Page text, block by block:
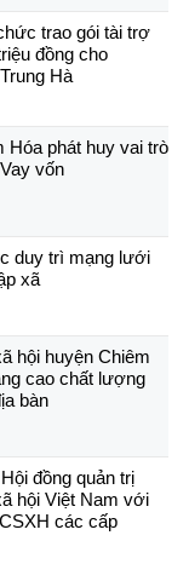
trao gói tài trợ
đồng cho
Hà
Hóa phát huy vai trò
vốn
duy trì mạng lưới
xã
hội huyện Chiêm
cao chất lượng
bàn
đồng quản trị
hội Việt Nam với
các cấp